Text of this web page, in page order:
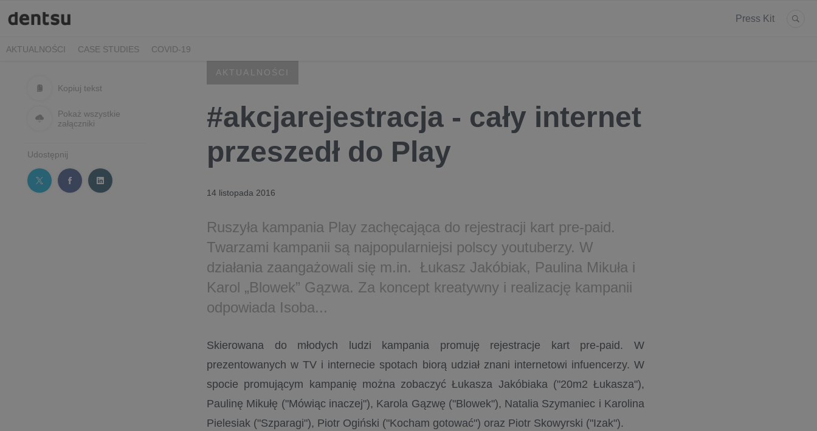
Press Kit
AKTUALNOŚCI CASE STUDIES COVID-19
Kopiuj tekst
Pokaż wszystkie
załączniki
Udostępnij
AKTUALNOŚCI
#akcjarejestracja - cały internet
przeszedł do Play
14 listopada 2016
Ruszyła kampania Play zachęcająca do rejestracji kart pre-paid.
Twarzami kampanii są najpopularniejsi polscy youtuberzy. W
działania zaangażowali się m.in. Łukasz Jakóbiak, Paulina Mikuła i
Karol „Blowek” Gązwa. Za koncept kreatywny i realizację kampanii
odpowiada Isoba...
Skierowana do młodych ludzi kampania promuję rejestracje kart pre-paid. W
prezentowanych w TV i internecie spotach biorą udział znani internetowi infuencerzy. W
spocie promującym kampanię można zobaczyć Łukasza Jakóbiaka ("20m2 Łukasza"),
Paulinę Mikułę ("Mówiąc inaczej"), Karola Gązwę ("Blowek"), Natalia Szymaniec i Karolina
Pielesiak ("Szparagi"), Piotr Ogiński ("Kocham gotować") oraz Piotr Skowyrski ("Izak").